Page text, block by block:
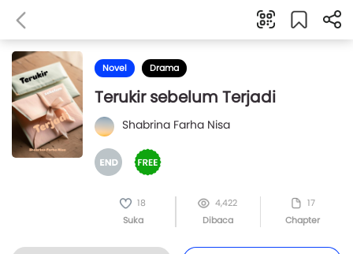
Novel Drama
Terukir sebelum Terjadi
Shabrina Farha Nisa
18
Suka
4,422
Dibaca
17
Chapter